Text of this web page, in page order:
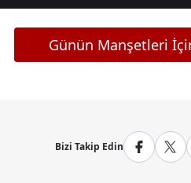
Günün Manşetleri
Bizi Takip Edin